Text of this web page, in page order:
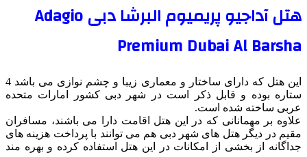
هتل آداجیو پریمیوم البرشا دبی Adagio
Premium Dubai Al Barsha
این هتل که دارای ساختار و معماری زیبا و چشم نوازی می باشد 4
ستاره بوده و قابل ذکر است در شهر دبی کشور امارات متحده
عربی ساخته شده است.
علاوه بر مهمانانی که در این هتل اقامت دارا می باشند، مسافران
مقیم در دیگر هتل های شهر دبی هم می توانند با پرداخت هزینه های
جداگانه از بخشی از امکانات در این هتل استفاده کرده و بهره مند